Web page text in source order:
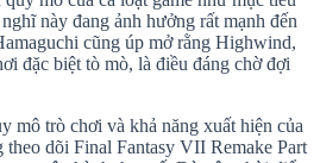
này đang ảnh hưởng rất mạnh đến
cũng úp mở rằng Highwind,
đặc biệt tò mò, là điều đáng chờ đợi
mô trò chơi và khả năng xuất hiện của
dõi Final Fantasy VII Remake Part